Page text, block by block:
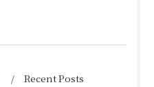
Recent Posts